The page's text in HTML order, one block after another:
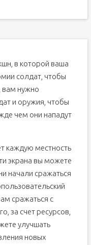
в которой ваша
солдат, чтобы
вам нужно
и оружия, чтобы
чем они нападут
каждую местность
экрана вы можете
начали сражаться
сражаться с
за счет ресурсов,
улучшать
новых